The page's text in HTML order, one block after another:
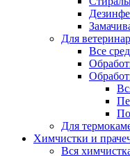
Для
Все
Для
Химчистки и
Вся